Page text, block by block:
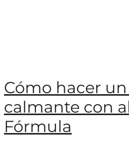
Cómo hacer
calmante con
Fórmula